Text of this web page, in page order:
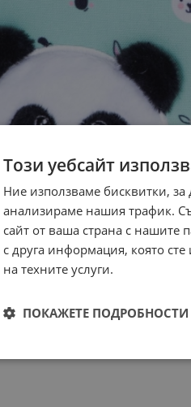
Този уебсайт
Ние използваме бисквитки,
анализираме нашия трафик.
сайт от ваша страна с нашите
с друга информация, която
на техните услуги.
ПОКАЖЕТЕ ПОДРОБНОСТИ